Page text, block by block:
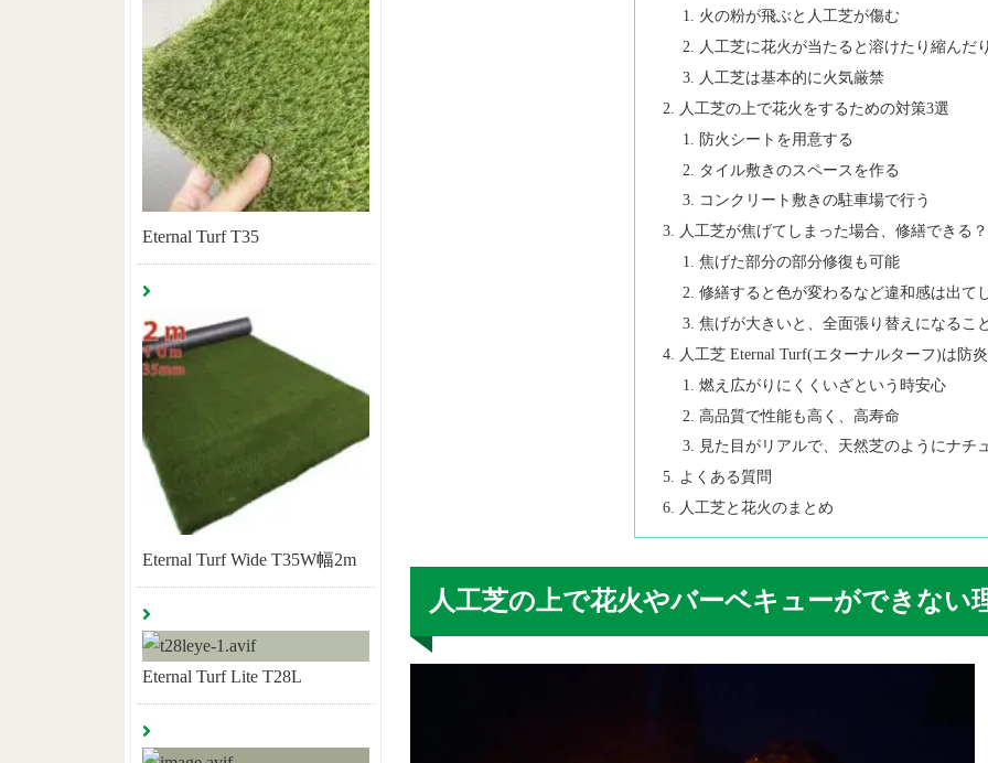
火の粉が飛ぶと人工芝が傷む
人工芝に花火が当たると溶けたり縮んだ
人工芝は基本的に火気厳禁
人工芝の上で花火をするための対策3選
防火シートを用意する
タイル敷きのスペースを作る
コンクリート敷きの駐車場で行う
人工芝が焦げてしまった場合、修繕できる？
焦げた部分の部分修復も可能
修繕すると色が変わるなど違和感は出て
焦げが大きいと、全面張り替えになるこ
人工芝 Eternal Turf(エターナルターフ)は防
燃え広がりにくくいざという時安心
高品質で性能も高く、高寿命
見た目がリアルで、天然芝のようにナチ
よくある質問
人工芝と花火のまとめ
人工芝の上で花火やバーベキューができない
Eternal Turf T35
Eternal Turf Wide T35W幅2m
Eternal Turf Lite T28L